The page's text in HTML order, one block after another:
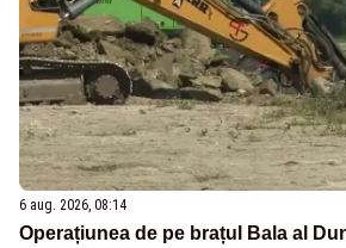
6 aug. 2026, 08:14
Operațiunea de pe brațul Bala al